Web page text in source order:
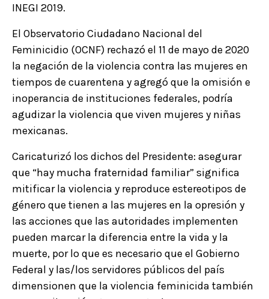
INEGI 2019.
El Observatorio Ciudadano Nacional del
Feminicidio (OCNF) rechazó el 11 de mayo de 2020
la negación de la violencia contra las mujeres en
tiempos de cuarentena y agregó que la omisión e
inoperancia de instituciones federales, podría
agudizar la violencia que viven mujeres y niñas
mexicanas.
Caricaturizó los dichos del Presidente: asegurar
que “hay mucha fraternidad familiar” significa
mitificar la violencia y reproduce estereotipos de
género que tienen a las mujeres en la opresión y
las acciones que las autoridades implementen
pueden marcar la diferencia entre la vida y la
muerte, por lo que es necesario que el Gobierno
Federal y las/los servidores públicos del país
dimensionen que la violencia feminicida también